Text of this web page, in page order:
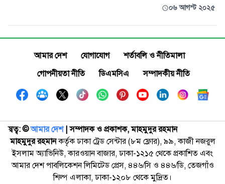
০৬ আগস্ট ২০২৫
আমার দেশ যোগাযোগ
শর্তাবলি ও নীতিমালা
গোপনীয়তা নীতি
ডিএমসিএ সম্পাদকীয় নীতি
স্বত্ব: ©️আমার দেশ| সম্পাদক ও প্রকাশক, মাহমুদুর রহমান
মাহমুদুর রহমানকর্তৃক ঢাকা ট্রেড সেন্টার (৮ম ফ্লোর), ৯৯, কাজী নজরুল
ইসলাম অ্যাভিনিউ, কারওয়ান বাজার, ঢাকা-১২১৫ থেকে প্রকাশিত এবং
আমার দেশ পাবলিকেশন লিমিটেড প্রেস, ৪৪৬/সি ও ৪৪৬/ডি, তেজগাঁও
শিল্প এলাকা, ঢাকা-১২০৮ থেকে মুদ্রিত।